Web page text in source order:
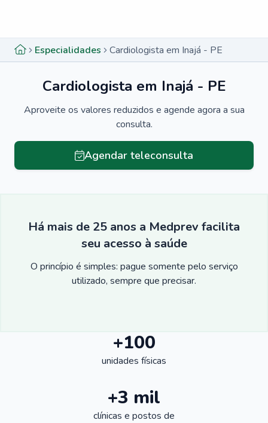
Especialidades Cardiologista em Inajá - PE
Cardiologista em Inajá - PE
Aproveite os valores reduzidos e agende agora a sua
consulta.
Agendar teleconsulta
Há mais de 25 anos a Medprev facilita
seu acesso à saúde
O princípio é simples: pague somente pelo serviço
utilizado, sempre que precisar.
+100
unidades físicas
+3 mil
clínicas e postos de